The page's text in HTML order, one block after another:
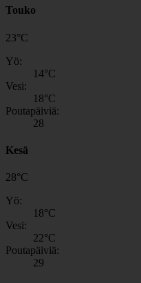
Touko
23°C
Yö:
14°C
Vesi:
18°C
Poutapäiviä:
28
Kesä
28°C
Yö:
18°C
Vesi:
22°C
Poutapäiviä:
29